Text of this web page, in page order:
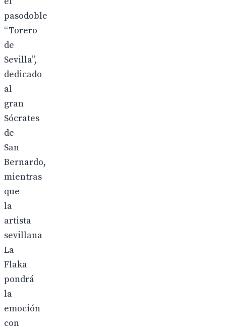
pasodoble
“Torero
de
Sevilla”,
dedicado
al
gran
Sócrates
de
San
Bernardo,
mientras
que
la
artista
sevillana
La
Flaka
pondrá
la
emoción
con